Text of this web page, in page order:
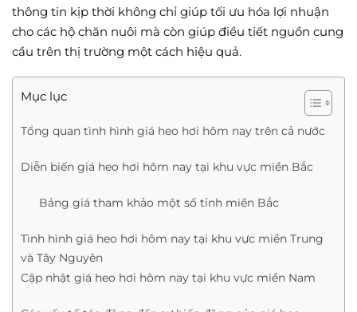
thông tin kịp thời không chỉ giúp tối ưu hóa lợi nhuận
cho các hộ chăn nuôi mà còn giúp điều tiết nguồn cung
cầu trên thị trường một cách hiệu quả.
Mục lục
Tổng quan tình hình giá heo hơi hôm nay trên cả nước
Diễn biến giá heo hơi hôm nay tại khu vực miền Bắc
Bảng giá tham khảo một số tỉnh miền Bắc
Tình hình giá heo hơi hôm nay tại khu vực miền Trung
và Tây Nguyên
Cập nhật giá heo hơi hôm nay tại khu vực miền Nam